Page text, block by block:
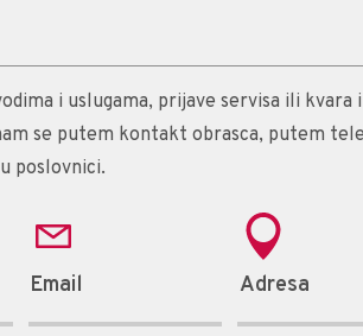
i uslugama, prijave servisa ili kvara
se putem kontakt obrasca, putem
poslovnici.
Email Adresa